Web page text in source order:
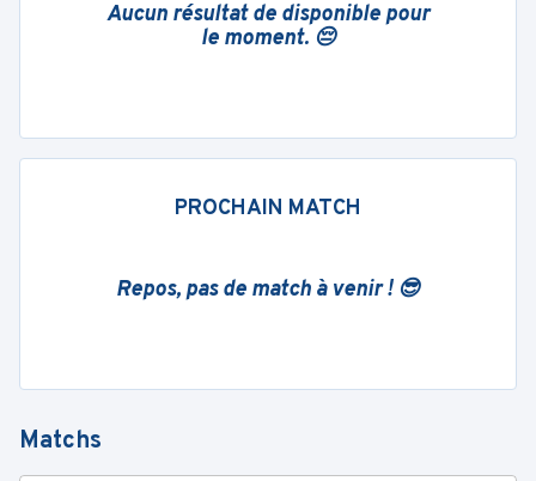
Aucun résultat de disponible pour
le moment. 😔
PROCHAIN MATCH
Repos, pas de match à venir ! 😎
Matchs